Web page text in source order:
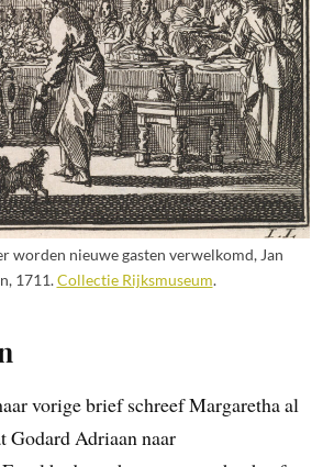
worden nieuwe gasten verwelkomd, Jan
1711.Collectie Rijksmuseum.
vorige brief schreef Margaretha al
Godard Adriaan naar